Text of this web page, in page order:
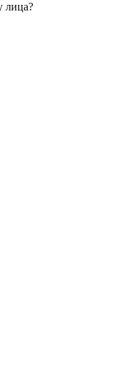
лица?